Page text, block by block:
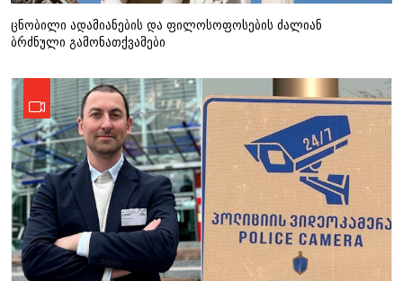
ცნობილი ადამიანების და ფილოსოფოსების ძალიან
ბრძნული გამონათქვამები